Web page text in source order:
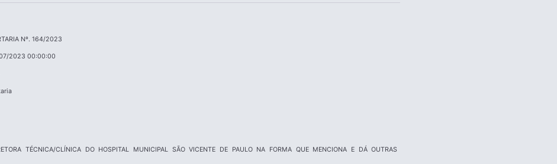
Nº. 164/2023
2023 00:00:00
TÉCNICA/CLÍNICA DO HOSPITAL MUNICIPAL SÃO VICENTE DE PAULO NA FORMA QUE MENCIONA E DÁ OUTRAS